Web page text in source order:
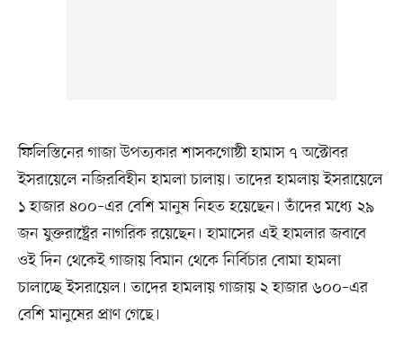
ফিলিস্তিনের গাজা উপত্যকার শাসকগোষ্ঠী হামাস ৭ অক্টোবর
ইসরায়েলে নজিরবিহীন হামলা চালায়। তাদের হামলায় ইসরায়েলে
১ হাজার ৪০০–এর বেশি মানুষ নিহত হয়েছেন। তাঁদের মধ্যে ২৯
জন যুক্তরাষ্ট্রের নাগরিক রয়েছেন। হামাসের এই হামলার জবাবে
ওই দিন থেকেই গাজায় বিমান থেকে নির্বিচার বোমা হামলা
চালাচ্ছে ইসরায়েল। তাদের হামলায় গাজায় ২ হাজার ৬০০–এর
বেশি মানুষের প্রাণ গেছে।